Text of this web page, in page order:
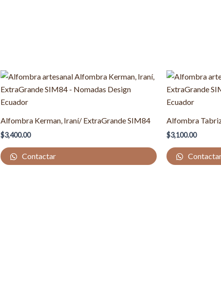
Alfombra Kerman, Iraní/ ExtraGrande SIM84
$3,400.00
Contactar
Alfombra
$3,100.00